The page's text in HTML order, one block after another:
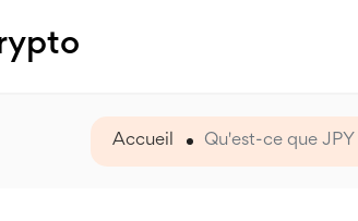
Accueil Qu'est-ce que